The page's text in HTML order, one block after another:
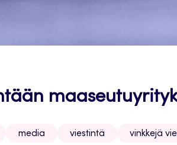
media viestintä vinkkejä